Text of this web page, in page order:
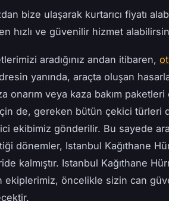
bize ulaşarak kurtarıcı fiyatı
hızlı ve güvenilir hizmet
aradığınız andan itibaren,
yanında, araçta oluşan
onarım veya kaza bakım paketleri
de, gereken bütün çekici türleri
ekibimiz gönderilir. Bu sayede
dönemler, Istanbul Kağıthane
kalmıştır. Istanbul Kağıthane
ekiplerimiz, öncelikle sizin can